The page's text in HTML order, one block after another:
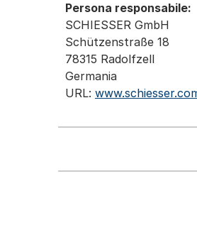
Persona responsabile:
SCHIESSER GmbH
Schützenstraße 18
78315 Radolfzell
Germania
URL: